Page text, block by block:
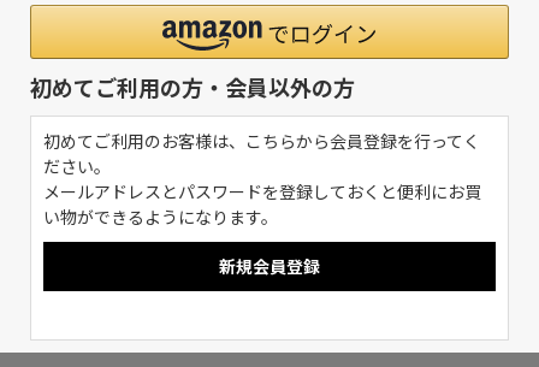
初めてご利用の方・会員以外の方
初めてご利用のお客様は、こちらから会員登録を行ってく
ださい。
メールアドレスとパスワードを登録しておくと便利にお買
い物ができるようになります。